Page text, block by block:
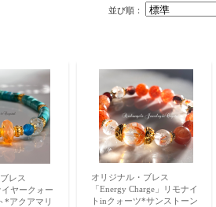
並び順：
レス
イヤークォー
*アクアマリ
オリジナル・ブレス
「Energy Charge」リモナイ
トinクォーツ*サンストーン